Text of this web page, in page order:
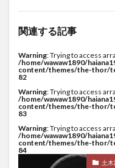
関連する記事
Warning: Trying to access
/home/wawaw1890/
content/themes/the-thor/
82
Warning: Trying to access
/home/wawaw1890/
content/themes/the-thor/
83
Warning: Trying to access
/home/wawaw1890/
content/themes/the-thor/
84
土